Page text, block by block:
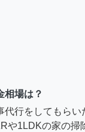
相場は？
代行をしてもらい
や1LDKの家の掃